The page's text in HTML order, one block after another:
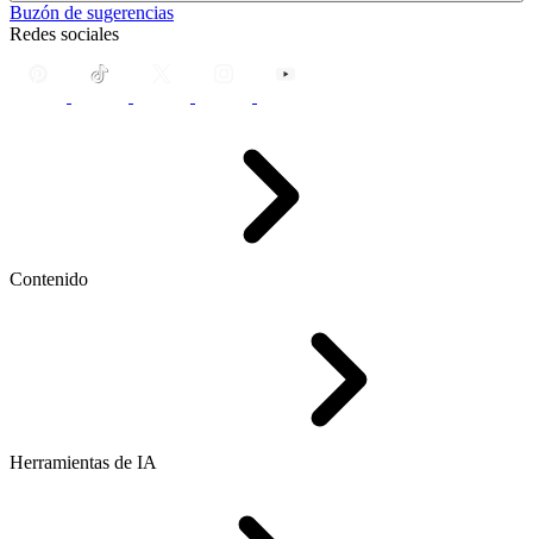
Buzón de sugerencias
Redes sociales
Contenido
Herramientas de IA